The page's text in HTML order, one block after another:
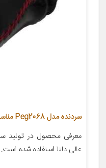
سردنده مدل Peg2068 مناسب برای پژو 206
معرفی محصول در تولید
عالی دلتا استفاده شده